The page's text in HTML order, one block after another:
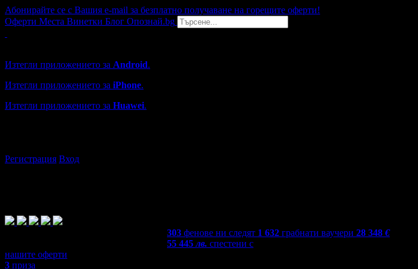
Абонирайте се с Вашия e-mail за безплатно получаване на горещите оферти!
Оферти Места Винетки Блог Опознай.bg
Изтегли приложението за Android.
Изтегли приложението за iPhone.
Изтегли приложението за Huawei.
Регистрация Вход
303 фенове ни следят 1 632 грабнати ваучери 28 348 €
55 445лв. спестени с
нашите оферти
3 приза